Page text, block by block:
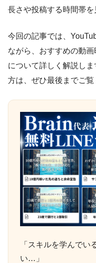
長さや投稿する時間帯を
今回の記事では、
ながら、おすすめの動
について詳しく解説し
方は、ぜひ最後までご覧
「スキルを学んでい
い…」